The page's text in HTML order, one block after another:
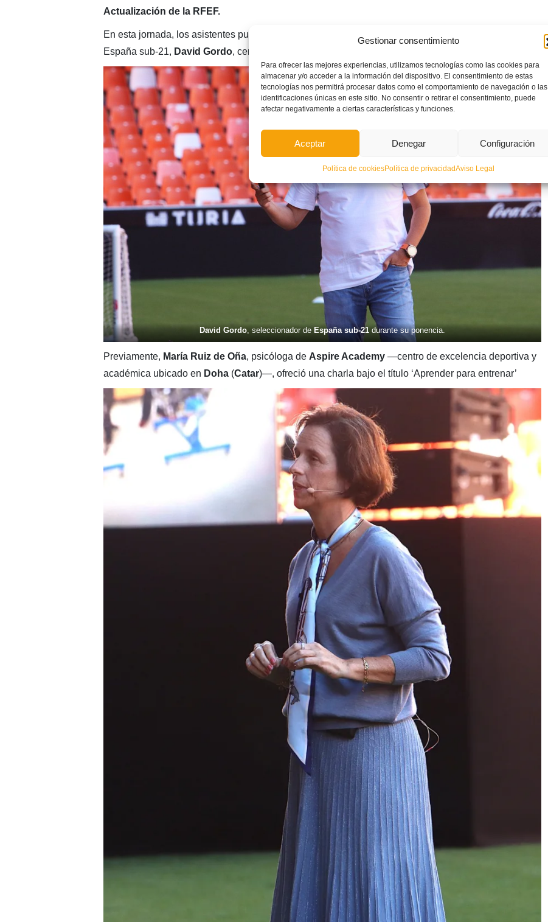
Gestionar consentimiento
Para ofrecer las mejores experiencias, utilizamos tecnologías como las cookies para
almacenar y/o acceder a la información del dispositivo. El consentimiento de estas
tecnologías nos permitirá procesar datos como el comportamiento de navegación o las
identificaciones únicas en este sitio. No consentir o retirar el consentimiento, puede
afectar negativamente a ciertas características y funciones.
Aceptar Denegar Configuración
Política de cookiesPolítica de privacidadAviso Legal
Actualización de la RFEF.
En esta jornada, los asistentes pudieron disfrutar de una ponencia impartida por el seleccionador de
España sub-21, David Gordo, centrada en el ‘Modelo de juego de las selecciones RFEF’.
David Gordo, seleccionador deEspaña sub-21durante su ponencia.
Previamente, María Ruiz de Oña, psicóloga de Aspire Academy—centro de excelencia deportiva y
académica ubicado en Doha(Catar)—, ofreció una charla bajo el título ‘Aprender para entrenar’